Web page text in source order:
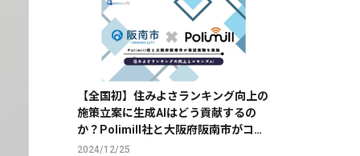
【全国初】住みよさランキング向上の
施策立案に生成AIはどう貢献するの
か？Polimill社と大阪府阪南市がコモ
ンズAIを用いて実証実験を実施
2024/12/25